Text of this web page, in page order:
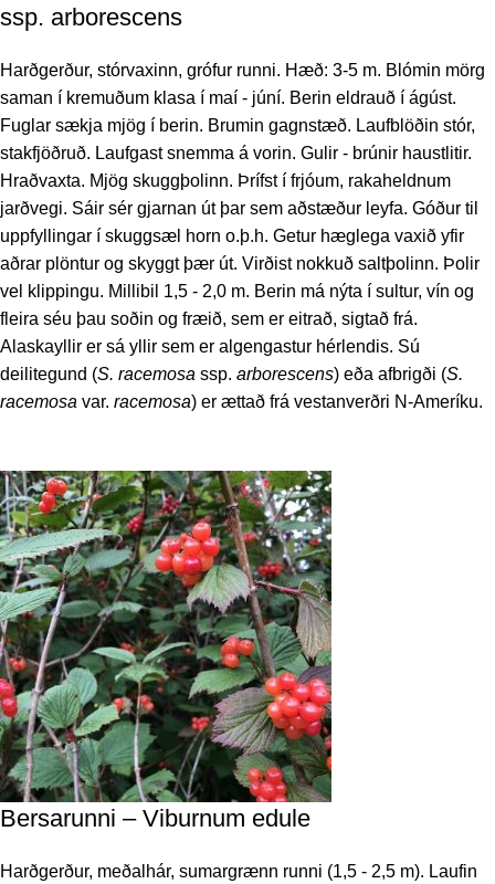
ssp. arborescens
Harðgerður, stórvaxinn, grófur runni. Hæð: 3-5 m. Blómin mörg
saman í kremuðum klasa í maí - júní. Berin eldrauð í ágúst.
Fuglar sækja mjög í berin. Brumin gagnstæð. Laufblöðin stór,
stakfjöðruð. Laufgast snemma á vorin. Gulir - brúnir haustlitir.
Hraðvaxta. Mjög skuggþolinn. Þrífst í frjóum, rakaheldnum
jarðvegi. Sáir sér gjarnan út þar sem aðstæður leyfa. Góður til
uppfyllingar í skuggsæl horn o.þ.h. Getur hæglega vaxið yfir
aðrar plöntur og skyggt þær út. Virðist nokkuð saltþolinn. Þolir
vel klippingu. Millibil 1,5 - 2,0 m. Berin má nýta í sultur, vín og
fleira séu þau soðin og fræið, sem er eitrað, sigtað frá.
Alaskayllir er sá yllir sem er algengastur hérlendis. Sú
deilitegund (S. racemosa ssp. arborescens) eða afbrigði (S.
racemosa var. racemosa) er ættað frá vestanverðri N-Ameríku.
Bersarunni – Viburnum edule
Harðgerður, meðalhár, sumargrænn runni (1,5 - 2,5 m). Laufin